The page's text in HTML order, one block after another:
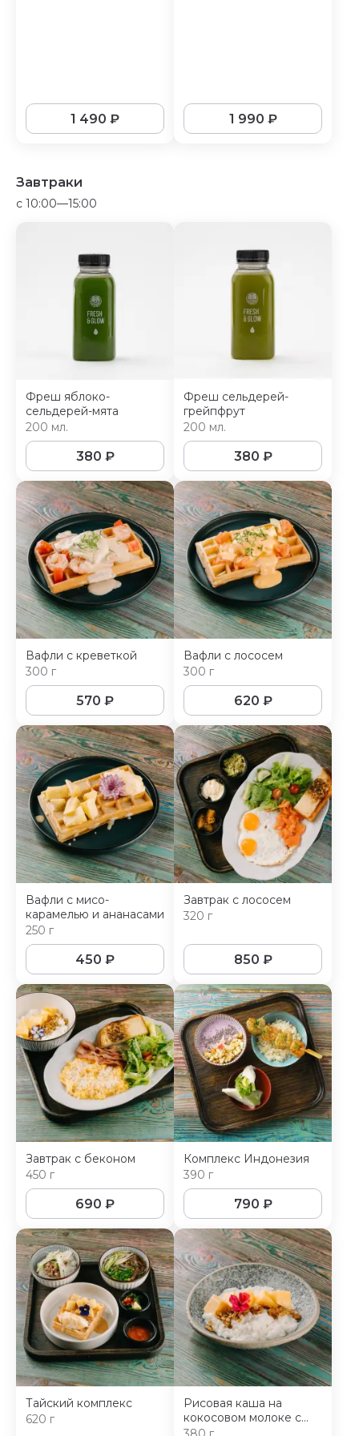
1 490 ₽ 1 990 ₽
Завтраки
c 10:00—15:00
Фреш яблоко-
сельдерей-мята
200 мл.
380 ₽
Фреш сельдерей-
грейпфрут
200 мл.
380 ₽
Вафли с креветкой
300 г
570 ₽
Вафли с лососем
300 г
620 ₽
Вафли с мисо-
карамелью и ананасами
250 г
450 ₽
Завтрак с лососем
320 г
850 ₽
Завтрак с беконом
450 г
690 ₽
Комплекс Индонезия
390 г
790 ₽
Тайский комплекс
620 г
Рисовая каша на
кокосовом молоке с
манго и гранолой